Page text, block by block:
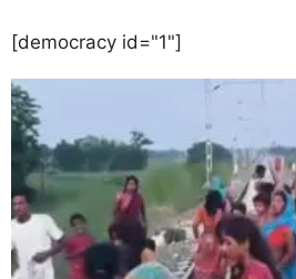
[democracy id="1"]